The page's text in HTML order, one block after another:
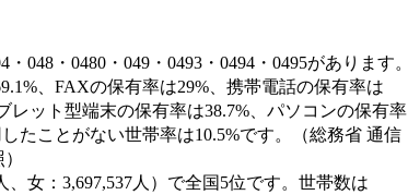
048・0480・049・0493・0494・0495があります。
、FAXの保有率は29%、携帯電話の保有率は
レット型端末の保有率は38.7%、パソコンの保有率
たことがない世帯率は10.5%です。（総務省 通信
、女：3,697,537人）で全国5位です。世帯数は